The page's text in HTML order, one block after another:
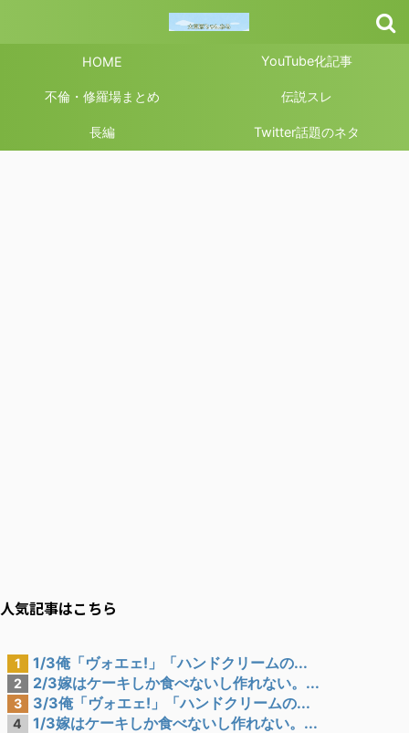
HOME YouTube化記事
不倫・修羅場まとめ 伝説スレ
長編 Twitter話題のネタ
人気記事はこちら
1 1/3俺「ヴォエェ!」「ハンドクリームの...
2 2/3嫁はケーキしか食べないし作れない。...
3 3/3俺「ヴォエェ!」「ハンドクリームの...
4 1/3嫁はケーキしか食べないし作れない。...